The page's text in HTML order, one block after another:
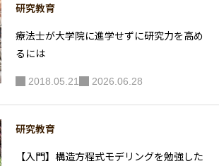
研究教育
療法士が大学院に進学せずに研究力を高め
るには
2018.05.21 2026.06.28
研究教育
【入門】構造方程式モデリングを勉強した